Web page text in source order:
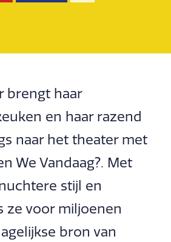
brengt haar
en haar razend
naar het theater met
We Vandaag?. Met
stijl en
ze voor miljoenen
bron van